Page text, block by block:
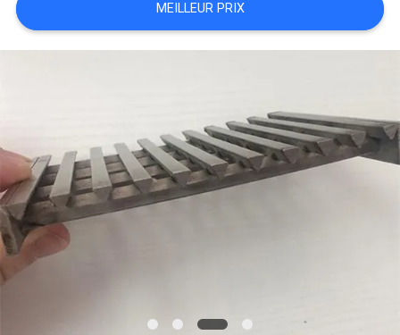
LES
AFFAIRES
DU
SITE
PRIVACY
POLICY
MEILLEUR PRIX